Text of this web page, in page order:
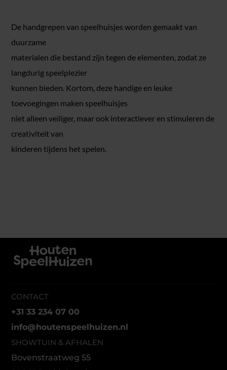
De handgrepen van speelhuisjes worden gemaakt van
duurzame
materialen die bestand zijn tegen de elementen, zodat ze
langdurig speelplezier
kunnen bieden. Kortom, deze handige en leuke
toevoegingen maken speelhuisjes
niet alleen veiliger, maar ook interactiever en stimuleren de
creativiteit van
kinderen tijdens het spelen.
CONTACT
+31 33 234 07 00
info@houtenspeelhuizen.nl
SHOWTUIN & AFHALEN
Bovenstraatweg 55